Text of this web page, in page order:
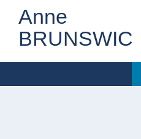
Anne
BRUNSWIC